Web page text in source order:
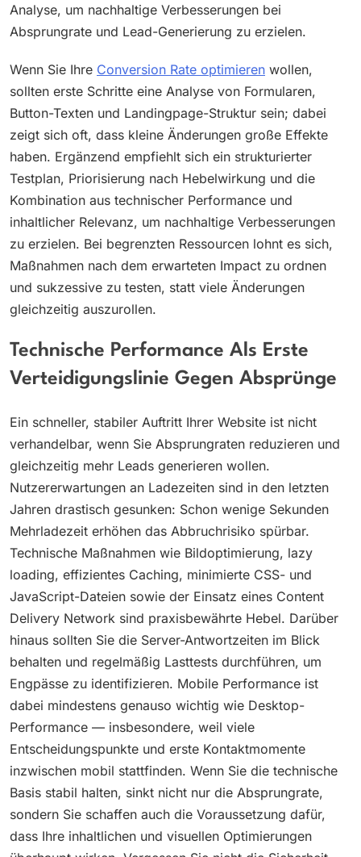
Analyse, um nachhaltige Verbesserungen bei
Absprungrate und Lead-Generierung zu erzielen.
Wenn Sie Ihre Conversion Rate optimieren wollen,
sollten erste Schritte eine Analyse von Formularen,
Button-Texten und Landingpage-Struktur sein; dabei
zeigt sich oft, dass kleine Änderungen große Effekte
haben. Ergänzend empfiehlt sich ein strukturierter
Testplan, Priorisierung nach Hebelwirkung und die
Kombination aus technischer Performance und
inhaltlicher Relevanz, um nachhaltige Verbesserungen
zu erzielen. Bei begrenzten Ressourcen lohnt es sich,
Maßnahmen nach dem erwarteten Impact zu ordnen
und sukzessive zu testen, statt viele Änderungen
gleichzeitig auszurollen.
Technische Performance Als Erste
Verteidigungslinie Gegen Absprünge
Ein schneller, stabiler Auftritt Ihrer Website ist nicht
verhandelbar, wenn Sie Absprungraten reduzieren und
gleichzeitig mehr Leads generieren wollen.
Nutzererwartungen an Ladezeiten sind in den letzten
Jahren drastisch gesunken: Schon wenige Sekunden
Mehrladezeit erhöhen das Abbruchrisiko spürbar.
Technische Maßnahmen wie Bildoptimierung, lazy
loading, effizientes Caching, minimierte CSS- und
JavaScript-Dateien sowie der Einsatz eines Content
Delivery Network sind praxisbewährte Hebel. Darüber
hinaus sollten Sie die Server-Antwortzeiten im Blick
behalten und regelmäßig Lasttests durchführen, um
Engpässe zu identifizieren. Mobile Performance ist
dabei mindestens genauso wichtig wie Desktop-
Performance — insbesondere, weil viele
Entscheidungspunkte und erste Kontaktmomente
inzwischen mobil stattfinden. Wenn Sie die technische
Basis stabil halten, sinkt nicht nur die Absprungrate,
sondern Sie schaffen auch die Voraussetzung dafür,
dass Ihre inhaltlichen und visuellen Optimierungen